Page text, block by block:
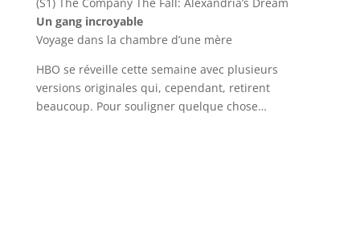
Un gang incroyable
Voyage dans la chambre d’une mère
HBO se réveille cette semaine avec plusieurs
versions originales qui, cependant, retirent
beaucoup. Pour souligner quelque chose…